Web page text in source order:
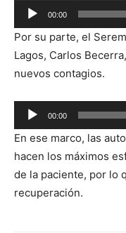
Reproductor
de
audio
00:00
Por su parte, el
Lagos, Carlos
nuevos contagios.
Reproductor
de
audio
00:00
En ese marco, las
hacen los máximos
de la paciente, por lo
recuperación.